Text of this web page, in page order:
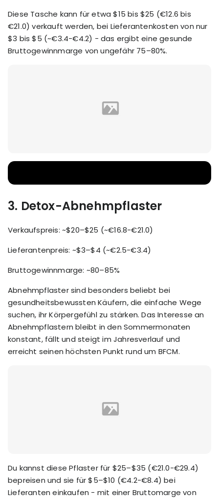
Diese Tasche kann für etwa $15 bis $25 (€12.6 bis
€21.0) verkauft werden, bei Lieferantenkosten von nur
$3 bis $5 (~€3.4-€4.2) - das ergibt eine gesunde
Bruttogewinnmarge von ungefähr 75–80%.
3. Detox-Abnehmpflaster
Verkaufspreis: ~$20–$25 (~€16.8-€21.0)
Lieferantenpreis: ~$3–$4 (~€2.5-€3.4)
Bruttogewinnmarge: ~80–85%
Abnehmpflaster sind besonders beliebt bei
gesundheitsbewussten Käufern, die einfache Wege
suchen, ihr Körpergefühl zu stärken. Das Interesse an
Abnehmpflastern bleibt in den Sommermonaten
konstant, fällt und steigt im Jahresverlauf und
erreicht seinen höchsten Punkt rund um BFCM.
Du kannst diese Pflaster für $25–$35 (€21.0-€29.4)
bepreisen und sie für $5–$10 (€4.2-€8.4) bei
Lieferanten einkaufen - mit einer Bruttomarge von